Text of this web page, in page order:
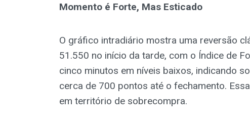
Momento é Forte, Mas Esticado
O gráfico intradiário mostra uma reversão
51.550 no início da tarde, com o Índice de
cinco minutos em níveis baixos, indicando
cerca de 700 pontos até o fechamento.
em território de sobrecompra.